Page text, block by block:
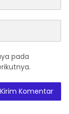
pada